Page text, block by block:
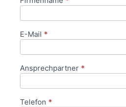
E-Mail *
Ansprechpartner *
Telefon *